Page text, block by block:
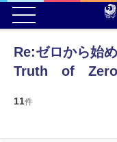
Re:ゼロから始
Truth of Zero
11件